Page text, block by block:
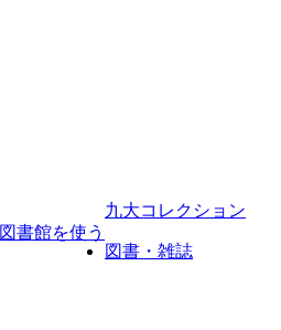
図書館を使う
九大コレクション
図書・雑誌